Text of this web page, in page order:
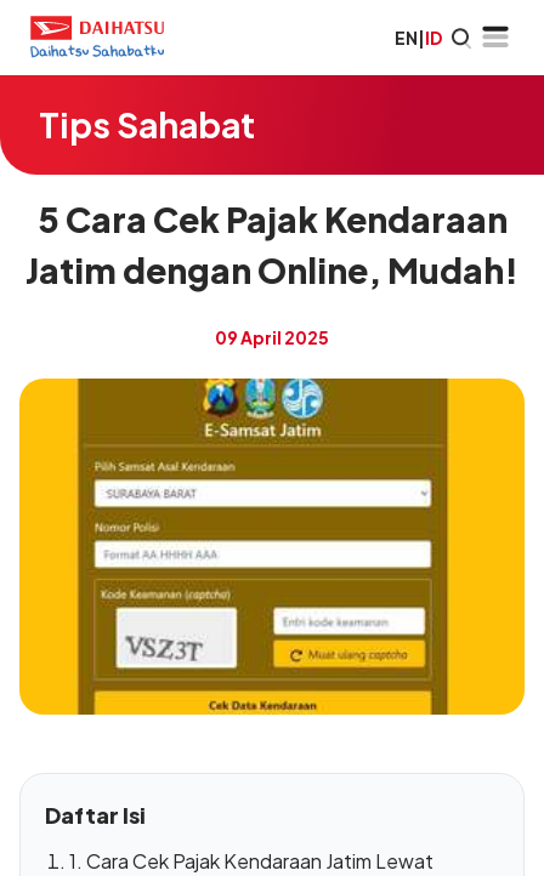
EN|ID
Tips Sahabat
5 Cara Cek Pajak Kendaraan
Jatim dengan Online, Mudah!
09 April 2025
Daftar Isi
1. Cara Cek Pajak Kendaraan Jatim Lewat